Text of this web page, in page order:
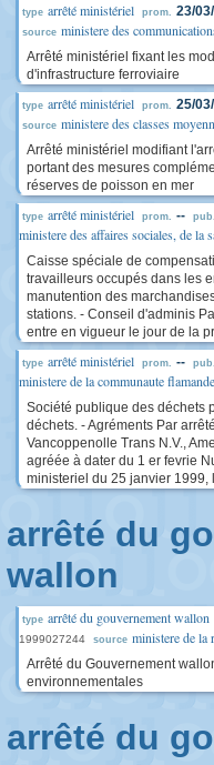
type arrêté ministériel prom. 23/
source ministere des
Arrêté ministériel fixant les
d'infrastructure ferroviaire
type arrêté ministériel prom. 25/
source ministere des classes
Arrêté ministériel modifiant
portant des mesures
réserves de poisson en mer
type arrêté ministériel prom. -- pub.
ministere des affaires sociales, de la
Caisse spéciale de
travailleurs occupés dans les
manutention des
stations. - Conseil d'adminis
entre en vigueur le jour de la
type arrêté ministériel prom. -- pub.
ministere de la communaute flamande
Société publique des déchets
déchets. - Agréments Par
Vancoppenolle Trans N.V.,
agréée à dater du 1 er fevrie
ministeriel du 25 janvier 1999,
arrêté du
wallon
type arrêté du gouvernement wallon
1999027244 source ministere de la
Arrêté du Gouvernement
environnementales
arrêté du